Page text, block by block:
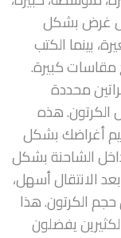
غرض بشكل
بينما الكتب
مقاسات كبيرة.
محددة
الكرتون. هذه
أغراضك بشكل
الشاحنة بشكل
الانتقال أسهل،
الكرتون. هذا
يفضلون